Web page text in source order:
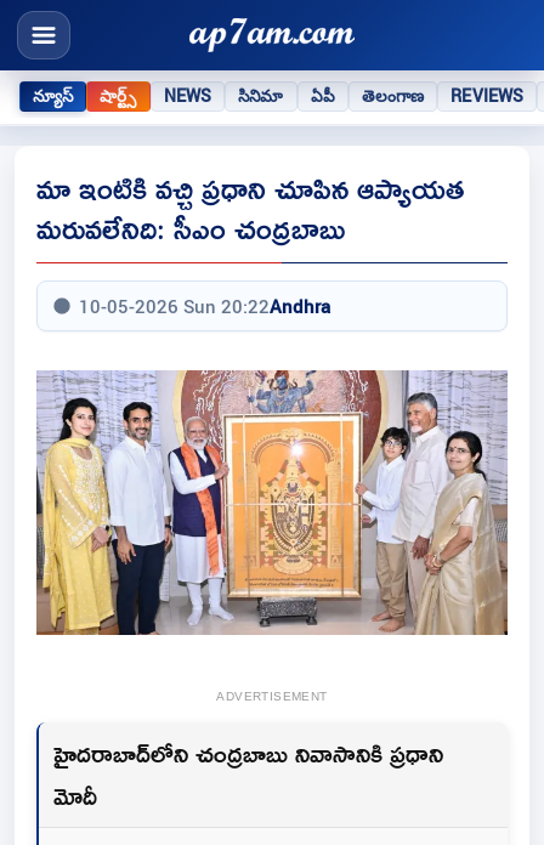
న్యూస్ షార్ట్స్ NEWS సినిమా ఏపీ తెలంగాణ REVIEWS
మా ఇంటికి వచ్చి ప్రధాని చూపిన ఆప్యాయత
మరువలేనిది: సీఎం చంద్రబాబు
10-05-2026 Sun 20:22Andhra
ADVERTISEMENT
హైదరాబాద్‌లోని చంద్రబాబు నివాసానికి ప్రధాని
మోదీ